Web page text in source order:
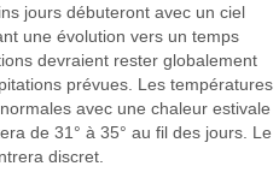
jours débuteront avec un ciel
une évolution vers un temps
devraient rester globalement
prévues. Les températures
avec une chaleur estivale
de 31° à 35° au fil des jours. Le
discret.